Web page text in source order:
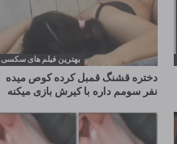
بهترین فیلم های سکسی
دختره قشنگ قمبل کرده کوص میده
نفر سومم داره با کیرش بازی میکنه